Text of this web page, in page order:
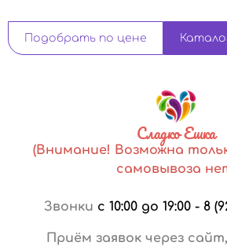
Подобрать по цене
Сладко Ешка
(Внимание! Возможна
самовывоза
Звонки с 10:00 до 19:00 - 8
Приём заявок через